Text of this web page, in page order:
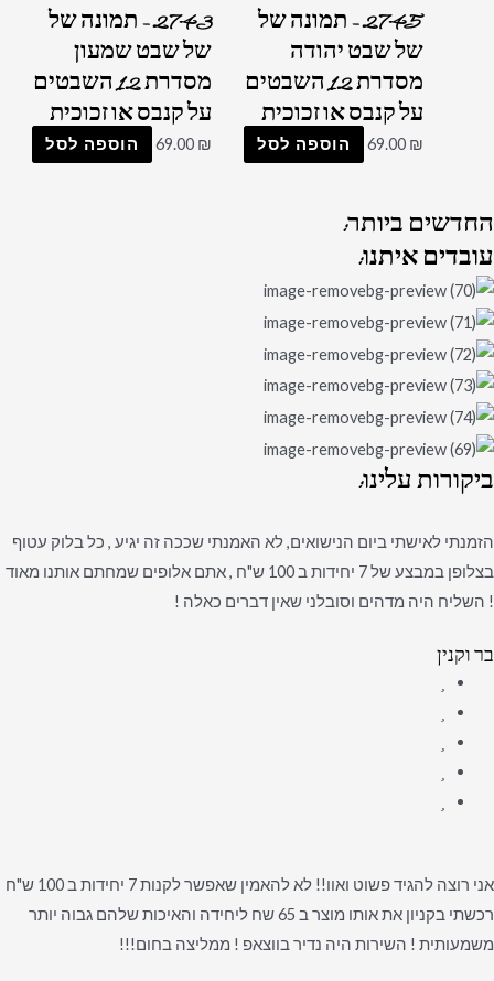
2745 – תמונה של
של שבט יהודה
מסדרת 12 השבטים
על קנבס או זכוכית
69.00 ₪ הוספה לסל
2743 – תמונה של
של שבט שמעון
מסדרת 12 השבטים
על קנבס או זכוכית
69.00 ₪ הוספה לסל
החדשיםביותר:
עובדיםאיתנו:
ביקורותעלינו:
הזמנתי לאישתי ביום הנישואים, לא האמנתי שככה זה יגיע , כל בלוק עטוף
בצלופן במבצע של 7 יחידות ב 100 ש"ח , אתם אלופים שמחתם אותנו מאוד
! השליח היה מדהים וסובלני שאין דברים כאלה !
בר וקנין
אני רוצה להגיד פשוט ואוו!! לא להאמין שאפשר לקנות 7 יחידות ב 100 ש"ח
רכשתי בקניון את אותו מוצר ב 65 שח ליחידה והאיכות שלהם גבוה יותר
משמעותית ! השירות היה נדיר בווצאפ ! ממליצה בחום!!!